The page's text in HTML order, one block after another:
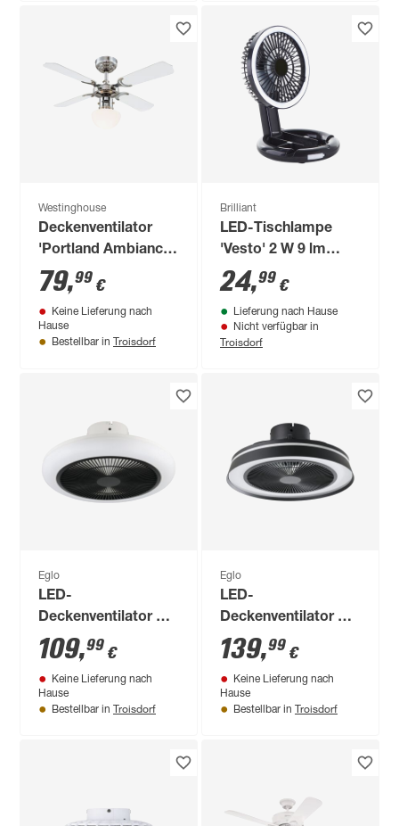
Westinghouse
Deckenventilator
'Portland Ambiance'
chrom Ø 90 cm
79,99 €
Keine Lieferung nach
Hause
Bestellbar in Troisdorf
Brilliant
LED-Tischlampe
'Vesto' 2 W 9 lm
warmweiß,
neutralweiß Ø 18,9 x
27,5 cm
24,99 €
Lieferung nach Hause
Nicht verfügbar in
Troisdorf
Eglo
LED-
Deckenventilator mit
Beleuchtung
'Kostrena' dimmbar
25,5 W 3300 lm
warmweiß,
109,99 €
Keine Lieferung nach
Hause
Bestellbar in Troisdorf
Eglo
LED-
Deckenventilator mit
Beleuchtung
'Vallonia' dimmbar
31,5 W 3200 lm RGB
- tunable white Ø 48
139,99 €
Keine Lieferung nach
Hause
Bestellbar in Troisdorf